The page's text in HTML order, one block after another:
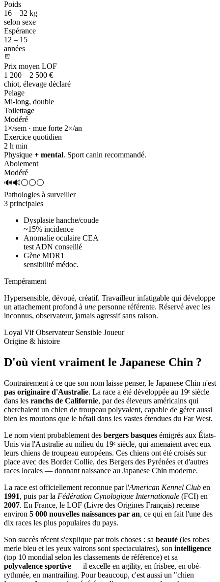
Poids
16 – 32 kg
selon sexe
Espérance
12 – 15
années
Prix moyen LOF
1 200 – 2 500 €
chiot, élevage déclaré
Pelage
Mi-long, double
Toilettage
Modéré
1×/sem · mue forte 2×/an
Exercice quotidien
2 h min
Physique + mental. Sport canin recommandé.
Aboiement
Modéré
🔊🔊⚪⚪⚪
Pathologies à surveiller
3 principales
Dysplasie hanche/coude
~15% incidence
Anomalie oculaire CEA
test ADN conseillé
Gène MDR1
sensibilité médoc.
Tempérament
Hypersensible, dévoué, créatif. Travailleur infatigable qui développe
un attachement profond à une personne référente. Réservé avec les
inconnus, observateur, jamais agressif sans raison.
Loyal Vif Observateur Sensible Joueur
Origine & histoire
D'où vient vraiment le Japanese Chin ?
Contrairement à ce que son nom laisse penser, le Japanese Chin n'est
pas originaire d'Australie. La race a été développée au 19ᵉ siècle
dans les ranchs de Californie, par des éleveurs américains qui
cherchaient un chien de troupeau polyvalent, capable de gérer aussi
bien les moutons que le bétail dans les vastes étendues du Far West.
Le nom vient probablement des bergers basques émigrés aux États-
Unis via l'Australie au milieu du 19ᵉ siècle, qui amenaient avec eux
leurs chiens de troupeau européens. Ces chiens ont été croisés sur
place avec des Border Collie, des Bergers des Pyrénées et d'autres
races locales — donnant naissance au Japanese Chin moderne.
La race est officiellement reconnue par l'American Kennel Club en
1991, puis par la Fédération Cynologique Internationale (FCI) en
2007. En France, le LOF (Livre des Origines Français) recense
environ 5 000 nouvelles naissances par an, ce qui en fait l'une des
dix races les plus populaires du pays.
Son succès récent s'explique par trois choses : sa beauté (les robes
merle bleu et les yeux vairons sont spectaculaires), son intelligence
(top 10 mondial selon les classements de référence) et sa
polyvalence sportive — il excelle en agility, en frisbee, en obé-
rythmée, en mantrailing. Pour beaucoup, c'est aussi un "chien